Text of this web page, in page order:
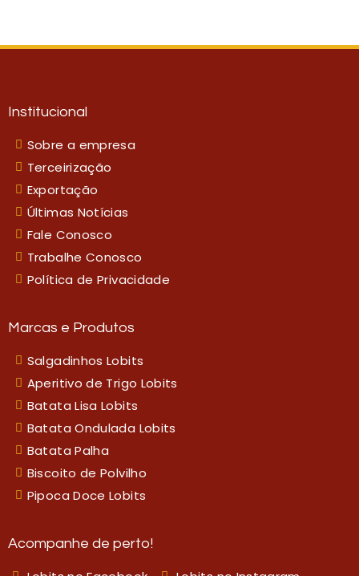
Institucional
Sobre a empresa
Terceirização
Exportação
Últimas Notícias
Fale Conosco
Trabalhe Conosco
Política de Privacidade
Marcas e Produtos
Salgadinhos Lobits
Aperitivo de Trigo Lobits
Batata Lisa Lobits
Batata Ondulada Lobits
Batata Palha
Biscoito de Polvilho
Pipoca Doce Lobits
Acompanhe de perto!